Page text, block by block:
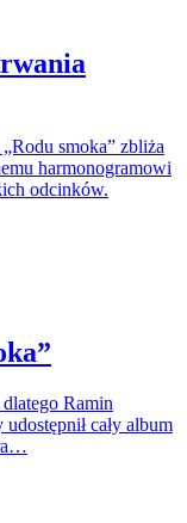
smoka” zbliża
harmonogramowi
odcinków.
Ramin
cały album